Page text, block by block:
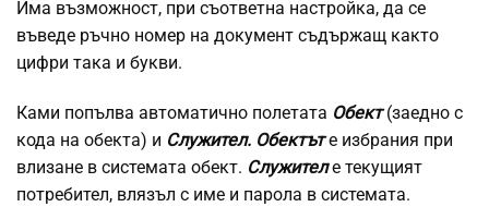
Има възможност, при съответна настройка, да се
въведе ръчно номер на документ съдържащ както
цифри така и букви.
Ками попълва автоматично полетата Обект(заедно с
кода на обекта) и Служител. Обектъте избрания при
влизане в системата обект. Служителе текущият
потребител, влязъл с име и парола в системата.